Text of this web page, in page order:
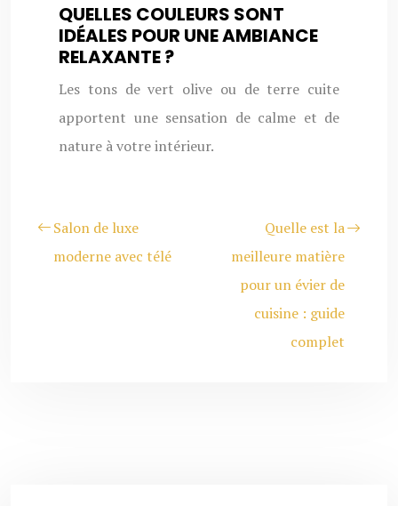
QUELLES COULEURS SONT
IDÉALES POUR UNE AMBIANCE
RELAXANTE ?
Les tons de vert olive ou de terre cuite
apportent une sensation de calme et de
nature à votre intérieur.
Salon de luxe
moderne avec télé
Quelle est la
meilleure matière
pour un évier de
cuisine : guide
complet